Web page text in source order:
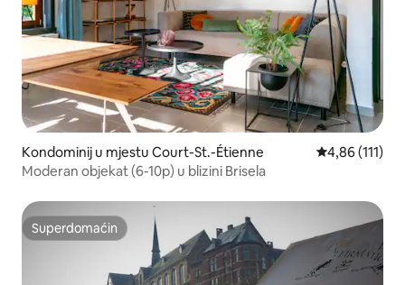
Kondominij u mjestu Court-St.-Étienne Prosječna
4,86 (111)
Moderan objekat (6-10p) u blizini Brisela
Superdomaćin
Superdomaćin